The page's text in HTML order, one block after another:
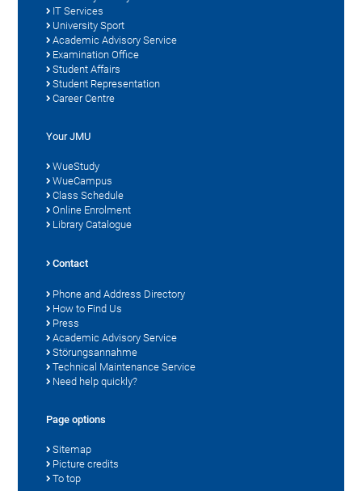
IT Services
University Sport
Academic Advisory Service
Examination Office
Student Affairs
Student Representation
Career Centre
Your JMU
WueStudy
WueCampus
Class Schedule
Online Enrolment
Library Catalogue
Contact
Phone and Address Directory
How to Find Us
Press
Academic Advisory Service
Störungsannahme
Technical Maintenance Service
Need help quickly?
Page options
Sitemap
Picture credits
To top